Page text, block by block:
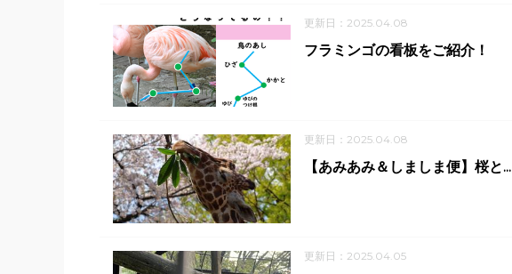
更新日：2025.04.08
フラミンゴの看板をご紹介！
更新日：2025.04.08
【あみあみ＆しましま便】桜と...
更新日：2025.04.05